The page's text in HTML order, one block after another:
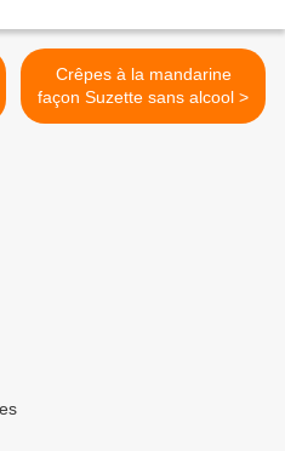
Crêpes à la mandarine
façon Suzette sans alcool >